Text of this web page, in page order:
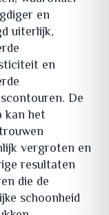
en
uiterlijk,
en
De
kan het
vergroten en
resultaten
die de
schoonheid